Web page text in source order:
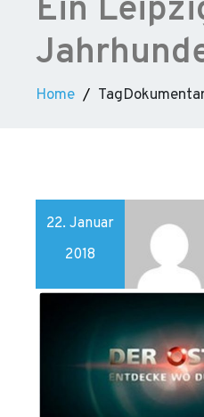
Ein
Home
22. Januar
2018